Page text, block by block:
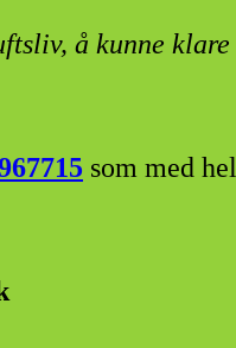
å kunne
som med